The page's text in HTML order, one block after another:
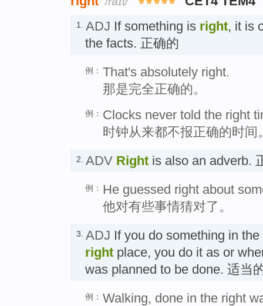
1. ADJ If something is right, it is
the facts. 正确的
例： That's absolutely right.
那是完全正确的。
例： Clocks never told the right
时钟从来都不报正确的时间
2. ADV Right is also an adverb.
例： He guessed right about
他对有些事情猜对了。
3. ADJ If you do something in the
right place, you do it as or
was planned to be done. 适当
例： Walking, done in the right